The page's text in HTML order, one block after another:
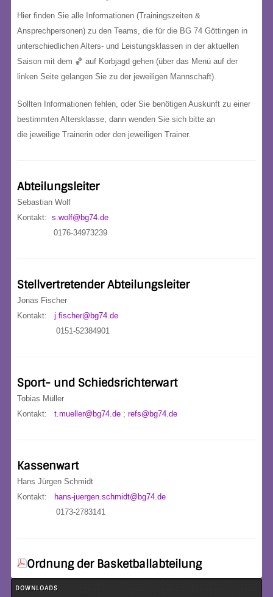
DOWNLOADS
Hier finden Sie alle Informationen (Trainingszeiten &
Ansprechpersonen) zu den Teams, die für die BG 74 Göttingen in
unterschiedlichen Alters- und Leistungsklassen in der aktuellen
Saison mit dem 🏀 auf Korbjagd gehen (über das Menü auf der
linken Seite gelangen Sie zu der jeweiligen Mannschaft).
Sollten Informationen fehlen, oder Sie benötigen Auskunft zu einer
bestimmten Altersklasse, dann wenden Sie sich bitte an
die jeweilige Trainerin oder den jeweiligen Trainer.
Abteilungsleiter
Sebastian Wolf
Kontakt: s.wolf@bg74.de
0176-34973239
Stellvertretender Abteilungsleiter
Jonas Fischer
Kontakt: j.fischer@bg74.de
0151-52384901
Sport- und Schiedsrichterwart
Tobias Müller
Kontakt: t.mueller@bg74.de ; refs@bg74.de
Kassenwart
Hans Jürgen Schmidt
Kontakt:
hans-juergen.schmidt@bg74.de
0173-2783141
Ordnung der Basketballabteilung